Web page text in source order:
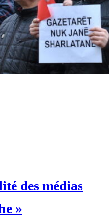
des médias
»